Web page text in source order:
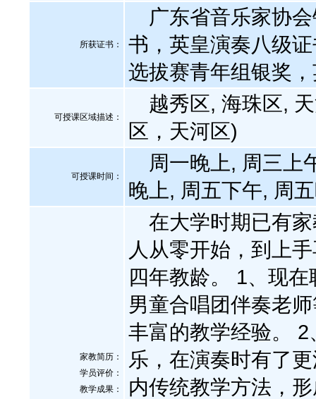
所获证书 ：
广东省音乐家协会
书，英皇演奏八级
选拔赛青年组银奖
可授课区域描述：
越秀区, 海珠区,
区，天河区)
可授课时间：
周一晚上, 周三上
晚上, 周五下午, 周
家教简历：
学员评价：
教学成果：
在大学时期已有家
人从零开始，到上
四年教龄。 1、现
男童合唱团伴奏老
丰富的教学经验。
乐，在演奏时有了
内传统教学方法，